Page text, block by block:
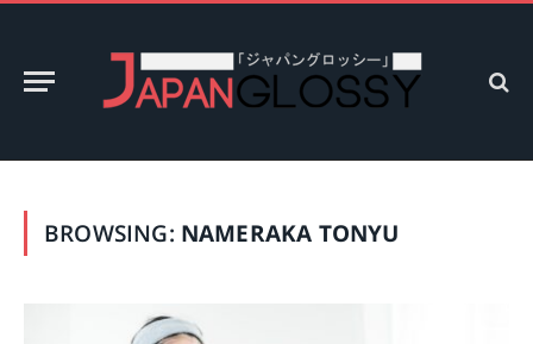
BROWSING: NAMERAKA TONYU